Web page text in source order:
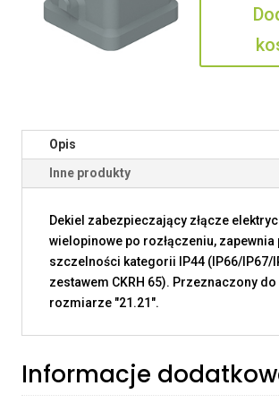
Opis
Inne produkty
Dekiel zabezpieczający złącze
wielopinowe po rozłączeniu,
szczelności kategorii IP44 (IP66/IP67/
zestawem CKRH 65). Przeznaczony
rozmiarze "21.21".
Informacje